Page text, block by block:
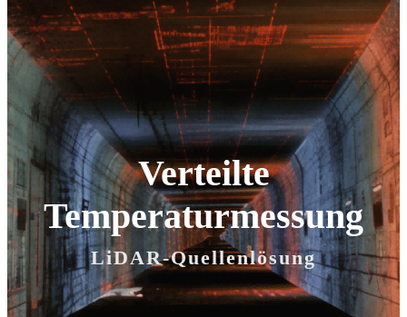
Verteilte
Temperaturmessung
LiDAR-Quellenlösung